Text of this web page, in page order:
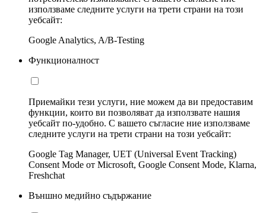
използваме следните услуги на трети страни на този
уебсайт:
Google Analytics, A/B-Testing
Функционалност
Приемайки тези услуги, ние можем да ви предоставим
функции, които ви позволяват да използвате нашия
уебсайт по-удобно. С вашето съгласие ние използваме
следните услуги на трети страни на този уебсайт:
Google Tag Manager, UET (Universal Event Tracking)
Consent Mode от Microsoft, Google Consent Mode, Klarna,
Freshchat
Външно медийно съдържание